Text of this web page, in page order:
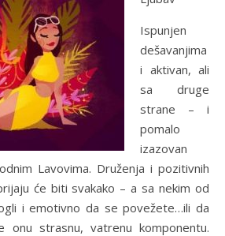
Ispunjen
dešavanjima
i aktivan, ali
sa druge
strane – i
pomalo
izazovan
Lavovima. Druženja i pozitivnih
će biti svakako – a sa nekim od
i emotivno da se povežete…ili da
onu strasnu, vatrenu komponentu.